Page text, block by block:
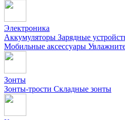
Электроника
Аккумуляторы Зарядные
Мобильные аксессуары
Зонты
Зонты-трости Складные зонты